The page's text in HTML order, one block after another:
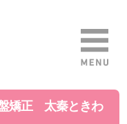
矯正 太秦ときわ